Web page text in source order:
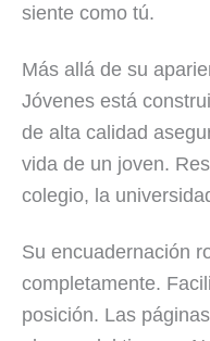
siente como tú.
Más allá de su
Jóvenes está
de alta calidad
vida de un joven.
colegio, la
Su encuadernación
completamente.
posición. Las